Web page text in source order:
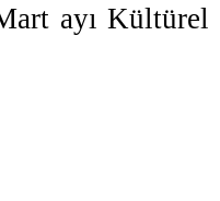
ayı Kültürel